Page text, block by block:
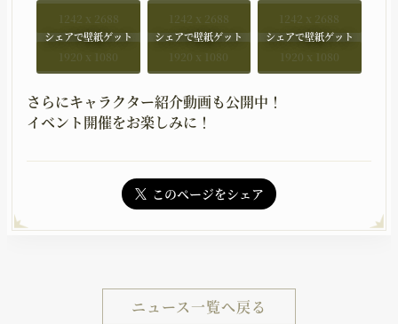
1242 x 2688
1920 x 1080
1242 x 2688
1920 x 1080
1242 x 2688
1920 x 1080
さらにキャラクター紹介動画も公開中！
イベント開催をお楽しみに！
このページをシェア
ニュース一覧へ戻る